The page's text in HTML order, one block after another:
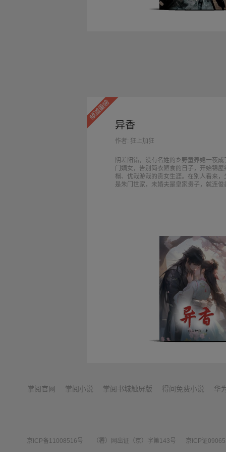
异香
作者: 狂上加狂
阴差阳错，没有名姓的乡野童养媳一夜成
门嫡女，告别简衣陋食的日子，开始锦屋
榻、优哉游哉的贵女生涯。在别人看来，
是朱门世家，未婚夫是皇家贵子，就连俊
掌阅官网 掌阅小说 掌阅书城触屏版 得间免费小说 华
京ICP备11008516号 （署）网出证（京）字第143号 京ICP证